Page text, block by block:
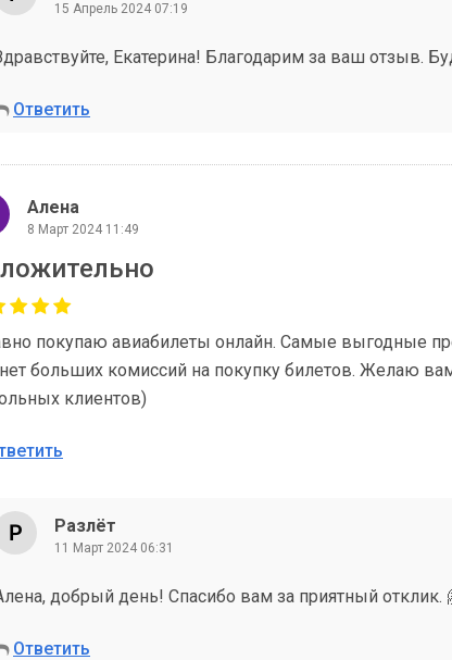
15 Апрель 2024 07:19
Екатерина! Благодарим за ваш отзыв.
Ответить
Алена
8 Март 2024 11:49
покупаю авиабилеты онлайн. Самые выгодные
больших комиссий на покупку билетов. Желаю
клиентов)
Разлёт
11 Март 2024 06:31
добрый день! Спасибо вам за приятный отклик.
Ответить